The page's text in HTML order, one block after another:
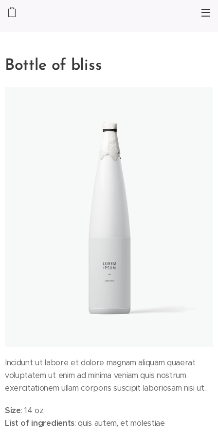
Bottle of bliss
Incidunt ut labore et dolore magnam aliquam quaerat
voluptatem ut enim ad minima veniam quis nostrum
exercitationem ullam corporis suscipit laboriosam nisi ut.
Size: 14 oz.
List of ingredients: quis autem, et molestiae